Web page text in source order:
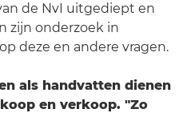
de NvI uitgediept en
zijn onderzoek in
deze en andere vragen.
als handvatten dienen
en verkoop. "Zo